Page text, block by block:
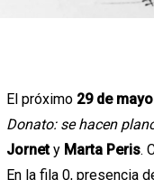
El próximo 29 de
Donato: se hacen
Jornety Marta Peris.
En la fila 0, presencia